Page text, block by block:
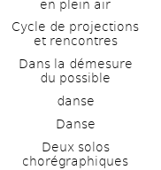
en plein air
Cycle de projections
et rencontres
Dans la démesure
du possible
danse
Danse
Deux solos
chorégraphiques